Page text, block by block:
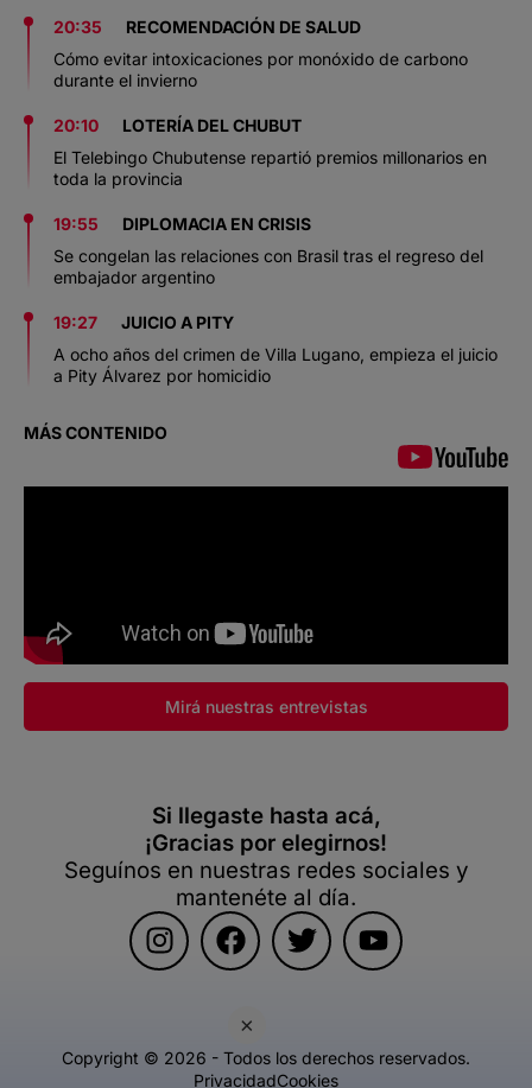
×
20:35
RECOMENDACIÓN DE SALUD
Cómo evitar intoxicaciones por monóxido de carbono
durante el invierno
20:10
LOTERÍA DEL CHUBUT
El Telebingo Chubutense repartió premios millonarios en
toda la provincia
19:55
DIPLOMACIA EN CRISIS
Se congelan las relaciones con Brasil tras el regreso del
embajador argentino
19:27
JUICIO A PITY
A ocho años del crimen de Villa Lugano, empieza el juicio
a Pity Álvarez por homicidio
MÁS CONTENIDO
Mirá nuestras entrevistas
Si llegaste hasta acá,
¡Gracias por elegirnos!
Seguínos en nuestras redes sociales y
mantenéte al día.
Copyright © 2026 - Todos los derechos reservados.
PrivacidadCookies